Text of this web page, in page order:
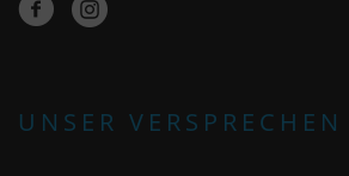
UNSER VERSPRECHEN